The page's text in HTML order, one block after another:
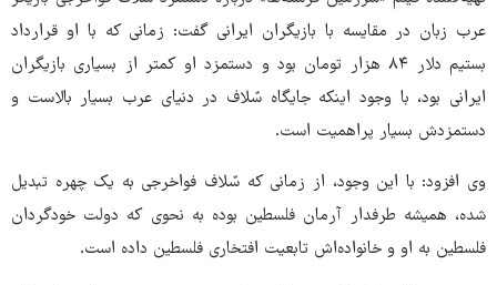
عرب زبان در مقایسه با بازیگران ایرانی گفت: زمانی که با او قرارداد
بستیم دلار ۸۴ هزار تومان بود و دستمزد او کمتر از بسیاری بازیگران
ایرانی بود، با وجود اینکه جایگاه سٌلاف در دنیای عرب بسیار بالاست و
دستمزدش بسیار پراهمیت است.
وی افزود: با این وجود، از زمانی که سٌلاف فواخرجی به یک چهره تبدیل
شده، همیشه طرفدار آرمان فلسطین بوده به نحوی که دولت خودگردان
فلسطین به او و خانواده‌اش تابعیت افتخاری فلسطین داده است.